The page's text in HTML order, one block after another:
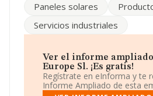
y en mercadillos' con código
Según los datos a disposición de
sector.
Acerca de la información en los
compañía ha mejorado en el
escalando 32 puestos, pasando
Paneles solares
Servicios industriales
Ver el informe
Europe Sl. ¡Es gratis!
Regístrate en eInforma y te
Informe Ampliado de esta